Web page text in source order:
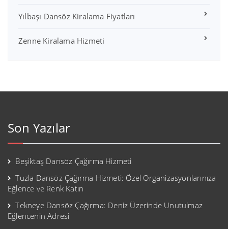
Yılbaşı Dansöz Kiralama Fiyatları
Zenne Kiralama Hizmeti
Son Yazılar
Beşiktaş Dansöz Çağırma Hizmeti
Tuzla Dansöz Çağırma Hizmeti: Özel Organizasyonlarınıza
Eğlence ve Renk Katın
Tekneye Dansöz Çağırma: Deniz Üzerinde Unutulmaz
Eğlencenin Adresi